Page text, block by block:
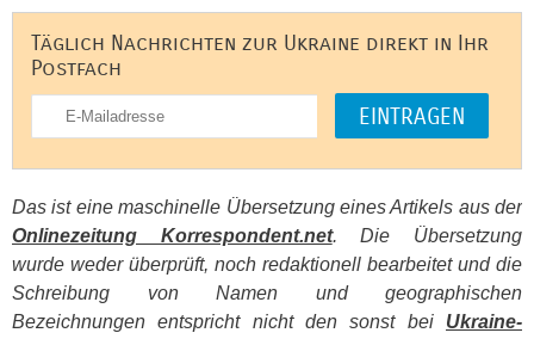
Täglich Nachrichten zur Ukraine direkt in Ihr
Postfach
Das ist eine maschinelle Übersetzung eines Artikels aus der
Onlinezeitung Korrespondent.net. Die Übersetzung
wurde weder überprüft, noch redaktionell bearbeitet und die
Schreibung von Namen und geographischen
Bezeichnungen entspricht nicht den sonst bei Ukraine-